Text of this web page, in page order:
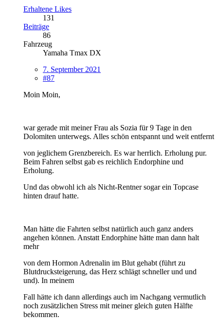
Erhaltene Likes
131
Beiträge
86
Fahrzeug
Yamaha Tmax DX
7. September 2021
#87
Moin Moin,
war gerade mit meiner Frau als Sozia für 9 Tage in den
Dolomiten unterwegs. Alles schön entspannt und weit entfernt
von jeglichem Grenzbereich. Es war herrlich. Erholung pur.
Beim Fahren selbst gab es reichlich Endorphine und
Erholung.
Und das obwohl ich als Nicht-Rentner sogar ein Topcase
hinten drauf hatte.
Man hätte die Fahrten selbst natürlich auch ganz anders
angehen können. Anstatt Endorphine hätte man dann halt
mehr
von dem Hormon Adrenalin im Blut gehabt (führt zu
Blutdrucksteigerung, das Herz schlägt schneller und und
und). In meinem
Fall hätte ich dann allerdings auch im Nachgang vermutlich
noch zusätzlichen Stress mit meiner gleich guten Hälfte
bekommen.